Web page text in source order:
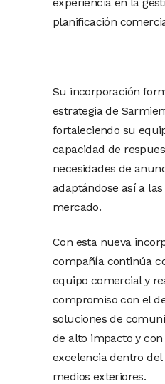
planificación
Su incorporación
estrategia de
fortaleciendo su
capacidad de
necesidades de
adaptándose así a
mercado.
Con esta nueva
compañía continúa
equipo comercial y
compromiso con el
soluciones de
de alto impacto y
excelencia dentro del
medios exteriores.